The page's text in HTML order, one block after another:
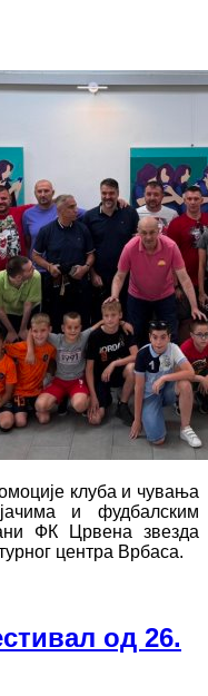
клуба и чувања
и фудбалским
ФК Црвена звезда
центра Врбаса.
од 26.